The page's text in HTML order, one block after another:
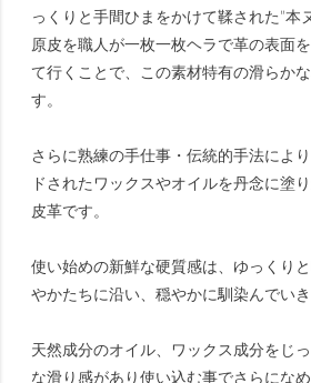
っくりと手間ひまをかけて鞣された”本
原皮を職人が一枚一枚ヘラで革の表面
て行くことで、この素材特有の滑らか
す。
さらに熟練の手仕事・伝統的手法によ
ドされたワックスやオイルを丹念に塗
皮革です。
使い始めの新鮮な硬質感は、ゆっくり
やかたちに沿い、穏やかに馴染んでいき
天然成分のオイル、ワックス成分をじ
な滑り感があり使い込む事でさらにな